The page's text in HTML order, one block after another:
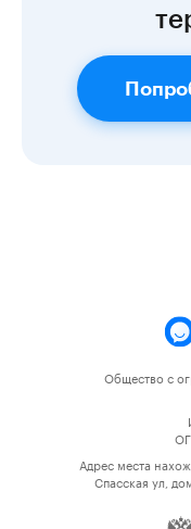
Общество с
Адрес места
Спасская ул,